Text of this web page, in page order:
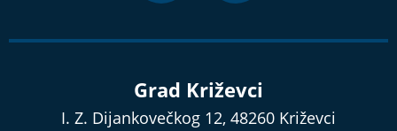
Grad Križevci
I. Z. Dijankovečkog 12, 48260 Križevci